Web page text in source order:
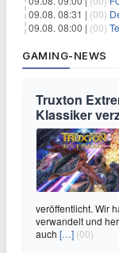
09.08. 08:31 | (00)
09.08. 08:00 | (00)
GAMING-NEWS
Truxton
Klassiker
veröffentlicht. Wir
verwandelt und
auch […] (00)